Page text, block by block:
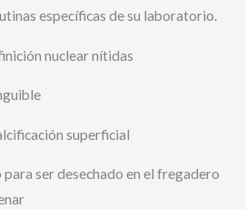
específicas de su laboratorio.
nuclear nítidas
superficial
ser desechado en el fregadero